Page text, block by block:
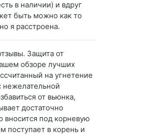
в наличии) и вдруг
быть можно как то
я расстроена.
Защита от
обзоре лучших
на угнетение
от вьюнка,
достаточно
вносится под корневую
поступает в корень и